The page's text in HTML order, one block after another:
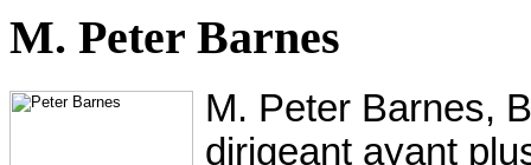
M. Peter Barnes
M. Peter Barnes,
dirigeant ayant